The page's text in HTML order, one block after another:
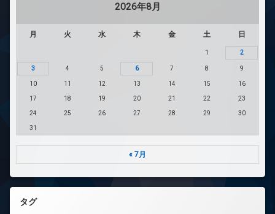
2026年8月
月 火 水 木 金 土 日
1 2
3 4 5 6 7 8 9
10 11 12 13 14 15 16
17 18 19 20 21 22 23
24 25 26 27 28 29 30
31
« 7月
タグ